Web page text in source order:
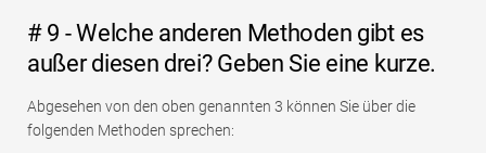
# 9 - Welche anderen Methoden gibt es
außer diesen drei? Geben Sie eine kurze.
Abgesehen von den oben genannten 3 können Sie über die
folgenden Methoden sprechen: